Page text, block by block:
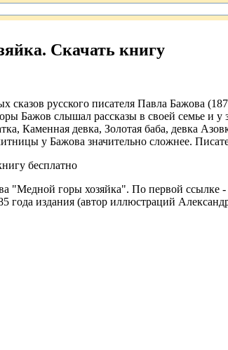
Скачать книгу
русского писателя Павла Бажова
Бажов слышал рассказы в своей семье и
Каменная девка, Золотая баба, девка
у Бажова значительно сложнее.
"Медной горы хозяйка". По первой
года издания (автор иллюстраций